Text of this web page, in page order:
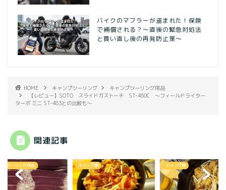
バイクのマフラーが盗まれた！保険
で補償される？～直後の緊急対処法
と買い直し後の再発防止策～
HOME キャンプツーリング
キャンプツーリング用品
【レビュー】SOTO スライドガストーチ ST-480C ～フィールドライター
ターボ ミニ ST-483との比較も～
関連記事
プツーリング用品 キャンプ飯 キャンプ飯